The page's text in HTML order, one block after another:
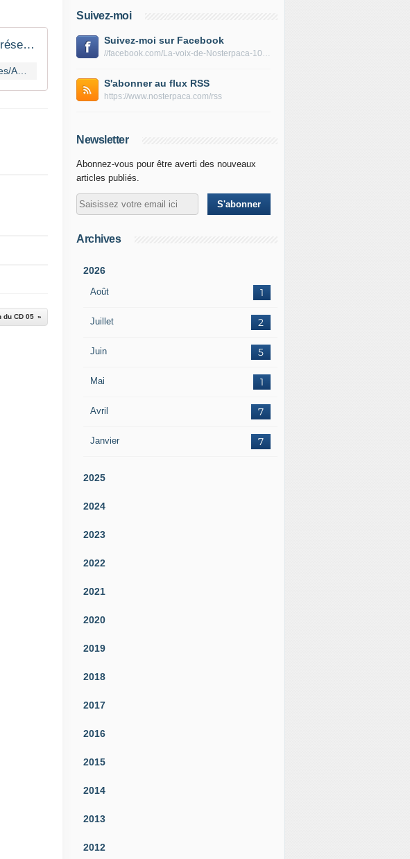
Transfert du réseau capillaire aux collectivités : le décret est paru
du CD 05
Suivez-moi
Suivez-moi sur Facebook
//facebook.com/La-voix-de-Nosterpaca-106434384284735
S'abonner au flux RSS
https://www.nosterpaca.com/rss
Newsletter
Abonnez-vous pour être averti des nouveaux
articles publiés.
Archives
2026
Août 1
Juillet 2
Juin 5
Mai 1
Avril 7
Janvier 7
2025
2024
2023
2022
2021
2020
2019
2018
2017
2016
2015
2014
2013
2012